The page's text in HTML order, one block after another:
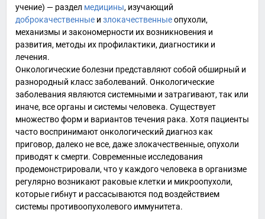
учение) — раздел медицины, изучающий
доброкачественные и злокачественныеопухоли,
механизмы и закономерности их возникновения и
развития, методы их профилактики, диагностики и
лечения.
Онкологические болезни представляют собой обширный и
разнородный класс заболеваний. Онкологические
заболевания являются системными и затрагивают, так или
иначе, все органы и системы человека. Существует
множество форм и вариантов течения рака. Хотя пациенты
часто воспринимают онкологический диагноз как
приговор, далеко не все, даже злокачественные, опухоли
приводят к смерти. Современные исследования
продемонстрировали, что у каждого человека в организме
регулярно возникают раковые клетки и микроопухоли,
которые гибнут и рассасываются под воздействием
системы противоопухолевого иммунитета.